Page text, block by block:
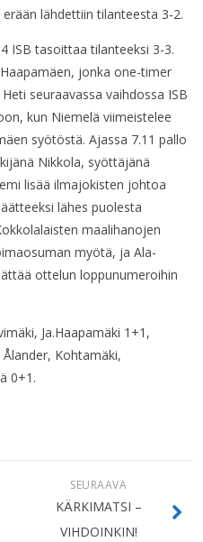
lähdettiin tilanteesta 3-2.
ISB tasoittaa tilanteeksi 3-3.
jonka one-timer
seuraavassa vaihdossa ISB
kun Niemelä viimeistelee
syötöstä. Ajassa 7.11 pallo
Nikkola, syöttäjänä
lisää ilmajokisten johtoa
lähes puolesta
maalihanojen
myötä, ja Ala-
ottelun loppunumeroihin
Ja.Haapamäki 1+1,
Kohtamäki,
0+1.
SEURAAVA
KÄRKIMATSI –
VIHDOINKIN!